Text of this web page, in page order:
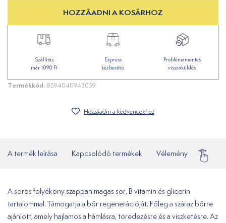
HOZZÁADNI A KOSÁRHOZ
Szállítás
már 1090 Ft
Express
kézbesítés
Problémamentes
visszaküldés
Termékkód: 8594040943059
Hozzáadni a kedvencekhez
A termék leírása Kapcsolódó termékek Vélemény
A sörös folyékony szappan magas sör, B vitamin és glicerin
tartalommal. Támogatja a bőr regenerációját. Főleg a száraz bőrre
ajánlott, amely hajlamos a hámlásra, töredezésre és a viszketésre. Az